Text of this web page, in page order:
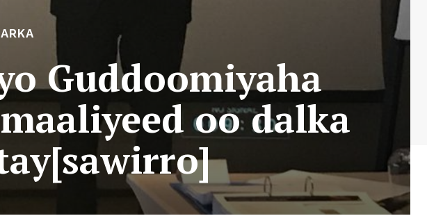
Guddoomiyaha
oo dalka